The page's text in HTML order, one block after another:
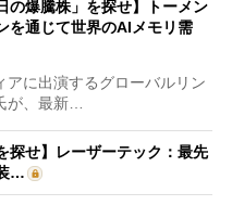
の爆騰株」を探せ】トーメン
を通じて世界のAIメモリ需
に出演するグローバルリン
が、最新…
探せ】レーザーテック：最先
…